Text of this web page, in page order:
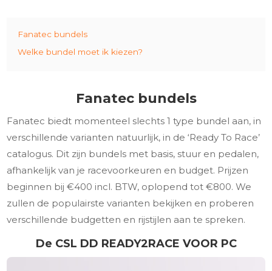
Fanatec bundels
Welke bundel moet ik kiezen?
Fanatec bundels
Fanatec biedt momenteel slechts 1 type bundel aan, in
verschillende varianten natuurlijk, in de ‘Ready To Race’
catalogus. Dit zijn bundels met basis, stuur en pedalen,
afhankelijk van je racevoorkeuren en budget. Prijzen
beginnen bij €400 incl. BTW, oplopend tot €800. We
zullen de populairste varianten bekijken en proberen
verschillende budgetten en rijstijlen aan te spreken.
De CSL DD READY2RACE VOOR PC